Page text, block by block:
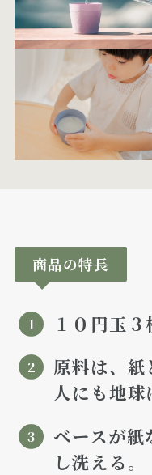
商品の特長
１０円玉
原料は、紙
人にも地球
ベースが
し洗える。